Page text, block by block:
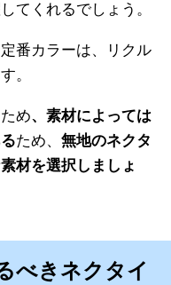
てくれるでしょう。
番カラーは、リクル
。
め、素材によっては
ため、 無地のネクタ
材を選択しましょ
べきネクタイ